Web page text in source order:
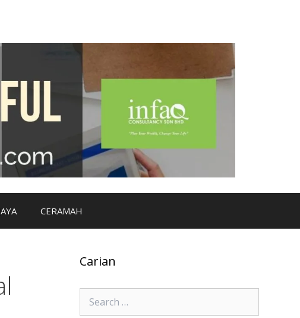
CERAMAH
Carian
Search
for: